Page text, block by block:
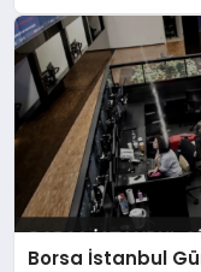
Borsa İstanbul